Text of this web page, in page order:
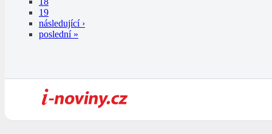
19
následující ›
poslední »